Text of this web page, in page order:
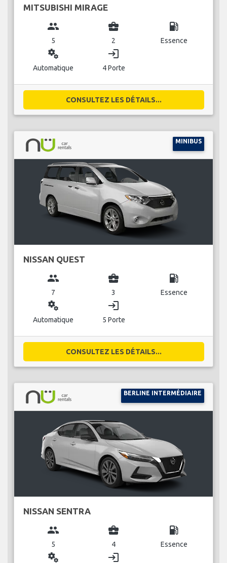
MITSUBISHI MIRAGE
group
5
business_center
2
local_gas_station
Essence
miscellaneous_services
Automatique
login
4 Porte
CONSULTEZ LES DÉTAILS...
MINIBUS
NISSAN QUEST
group
7
business_center
3
local_gas_station
Essence
miscellaneous_services
Automatique
login
5 Porte
CONSULTEZ LES DÉTAILS...
BERLINE INTERMÉDIAIRE
NISSAN SENTRA
group
5
business_center
4
local_gas_station
Essence
miscellaneous_services login